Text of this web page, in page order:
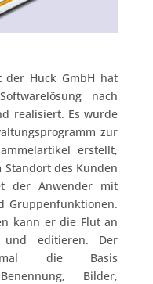
der Huck GmbH hat
nach
realisiert. Es wurde
zur
erstellt,
des Kunden
der Anwender mit
Gruppenfunktionen.
kann er die Flut an
editieren. Der
die Basis
Bilder,